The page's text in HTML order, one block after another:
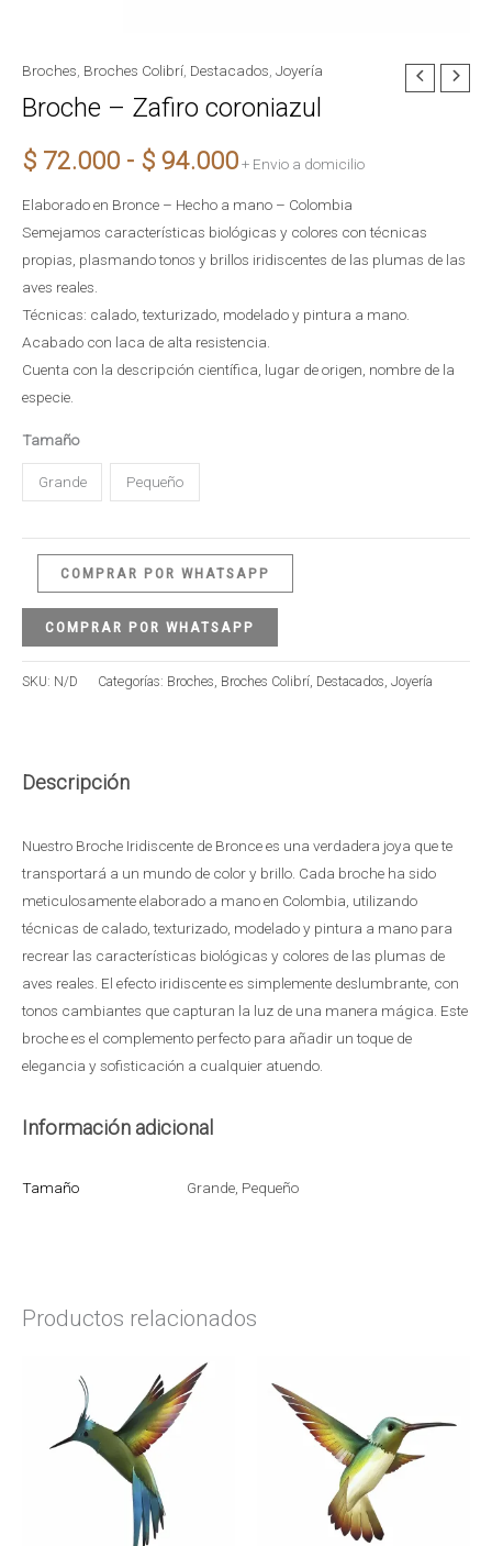
Broches Broches Colibrí Destacados Joyería
Broche – Zafiro coroniazul
$ 72.000 - $ 94.000
Rango
desde
hasta
$ 94.000
+ Envio a domicilio
Elaborado en Bronce – Hecho a mano – Colombia
Semejamos características biológicas y colores con técnicas
propias, plasmando tonos y brillos iridiscentes de las plumas de las
aves reales.
Técnicas: calado, texturizado, modelado y pintura a mano.
Acabado con laca de alta resistencia.
Cuenta con la descripción científica, lugar de origen, nombre de la
especie.
Tamaño
Grande Pequeño
Broche
-
coroniazul
COMPRAR POR WHATSAPP
COMPRAR POR WHATSAPP
SKU: N/D Categorías: Broches Broches Colibrí Destacados Joyería
Descripción
Nuestro Broche Iridiscente de Bronce es una verdadera joya que te
transportará a un mundo de color y brillo. Cada broche ha sido
meticulosamente elaborado a mano en Colombia, utilizando
técnicas de calado, texturizado, modelado y pintura a mano para
recrear las características biológicas y colores de las plumas de
aves reales. El efecto iridiscente es simplemente deslumbrante, con
tonos cambiantes que capturan la luz de una manera mágica. Este
broche es el complemento perfecto para añadir un toque de
elegancia y sofisticación a cualquier atuendo.
Información adicional
Tamaño Grande, Pequeño
Productos relacionados